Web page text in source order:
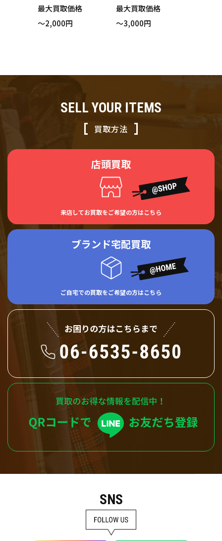
ラックレーベル Wa
shington Wizards
XXLサイズ 買い取
最大買取価格
～2,000円
ラックレーベル Chi
cago Bulls シカ
最大買取価格
～3,000円
SELL YOUR ITEMS
買取方法
店頭買取
来店してお買取をご希望の方はこちら
ブランド宅配買取
ご自宅での買取をご希望の方はこちら
SNS